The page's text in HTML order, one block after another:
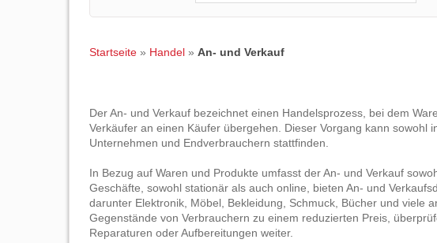
Startseite » Handel » An- und Verkauf
Der An- und Verkauf bezeichnet einen Handelsprozess, bei dem
Verkäufer an einen Käufer übergehen. Dieser Vorgang kann sowohl
Unternehmen und Endverbrauchern stattfinden.
In Bezug auf Waren und Produkte umfasst der An- und Verkauf
Geschäfte, sowohl stationär als auch online, bieten An- und
darunter Elektronik, Möbel, Bekleidung, Schmuck, Bücher und viele
Gegenstände von Verbrauchern zu einem reduzierten Preis,
Reparaturen oder Aufbereitungen weiter.